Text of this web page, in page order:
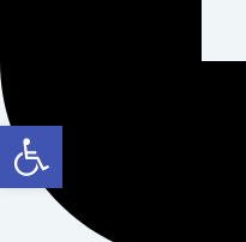
Abrir a barra de ferramentas